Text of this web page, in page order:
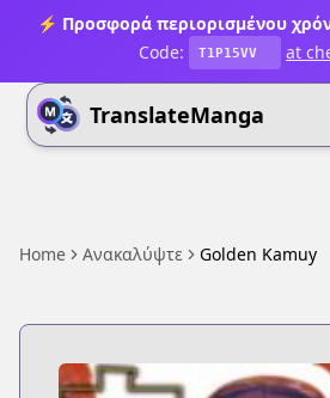
⚡ Προσφορά περιορισμένου
Code:
T1P15VV at
TranslateManga
Home Ανακαλύψτε Golden Kamuy